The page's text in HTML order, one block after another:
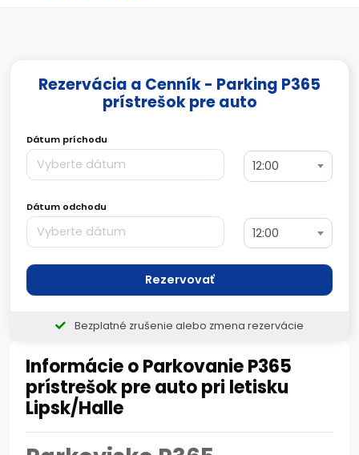
Informácie o Parkovanie P365
prístrešok pre auto pri letisku
Lipsk/Halle
Rezervácia a Cenník - Parking P365
prístrešok pre auto
Dátum príchodu
12:00
Dátum odchodu
12:00
Rezervovať
Bezplatné zrušenie alebo zmena rezervácie